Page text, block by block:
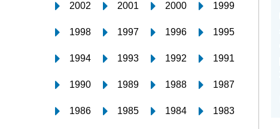
2002 2001 2000 1999
1998 1997 1996 1995
1994 1993 1992 1991
1990 1989 1988 1987
1986 1985 1984 1983